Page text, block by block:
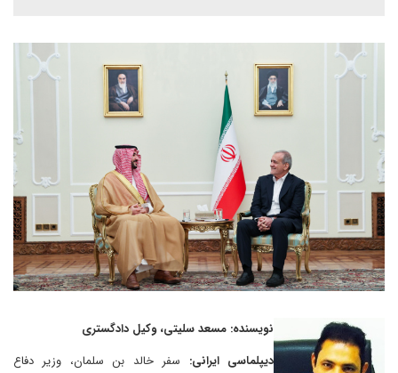
نویسنده: مسعد سلیتی، وکیل دادگستری
دیپلماسی ایرانی: سفر خالد بن سلمان، وزیر دفاع